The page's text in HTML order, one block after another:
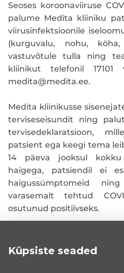
Küpsiste seaded
Seoses koroonaviiruse
palume Medita kliiniku
viirusinfektsioonile
(kurguvalu, nohu,
vastuvõtule tulla ning
kliinikut telefonil 17101
medita@medita.ee.
Medita kliinikusse
terviseseisundit ning
tervisedeklaratsioon,
patsient ega keegi tema
14 päeva jooksul kokku
haigega, patsiendil ei
haigussümptomeid
varasemalt tehtud
osutunud positiivseks.
Medita kliinikus viibimise
kohustuslik! Patsientidele
kliiniku poolt.